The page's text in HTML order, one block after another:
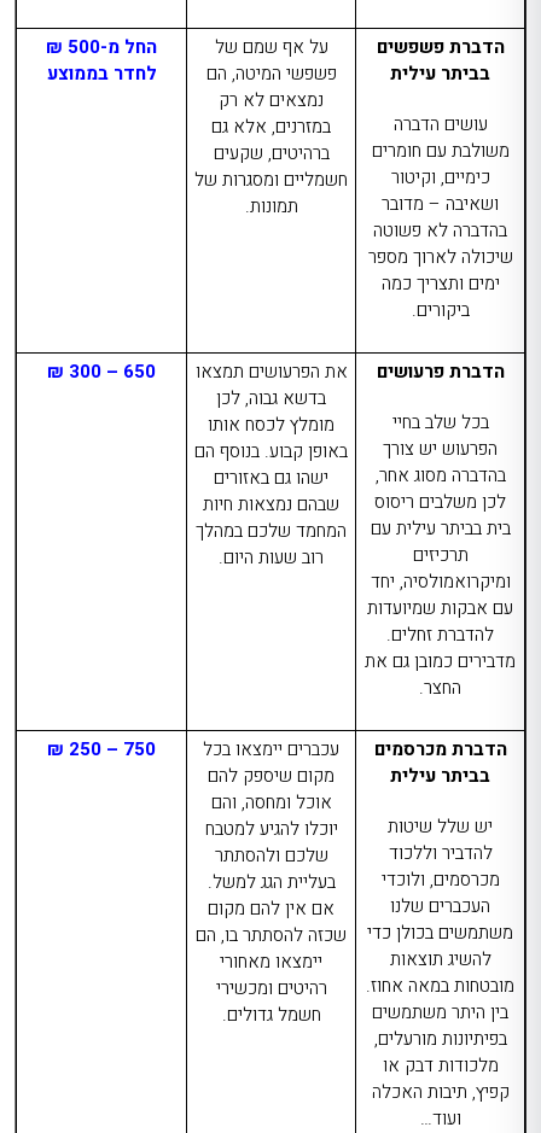
הדברת פשפשים
בביתר עילית
עושים הדברה
משולבת עם חומרים
כימיים, וקיטור
ושאיבה – מדובר
בהדברה לא פשוטה
שיכולה לארוך מספר
ימים ותצריך כמה
ביקורים.
על אף שמם של
פשפשי המיטה, הם
נמצאים לא רק
במזרנים, אלא גם
ברהיטים, שקעים
חשמליים ומסגרות של
תמונות.
החל מ-500 ₪
לחדר בממוצע
הדברת פרעושים
בכל שלב בחיי
הפרעוש יש צורך
בהדברה מסוג אחר,
לכן משלבים ריסוס
בית בביתר עילית עם
תרכיזים
ומיקרואמולסיה, יחד
עם אבקות שמיועדות
להדברת זחלים.
מדבירים כמובן גם את
החצר.
את הפרעושים תמצאו
בדשא גבוה, לכן
מומלץ לכסח אותו
באופן קבוע. בנוסף הם
ישהו גם באזורים
שבהם נמצאות חיות
המחמד שלכם במהלך
רוב שעות היום.
650 – 300 ₪
הדברת מכרסמים
בביתר עילית
יש שלל שיטות
להדביר וללכוד
מכרסמים, ולוכדי
העכברים שלנו
משתמשים בכולן כדי
להשיג תוצאות
מובטחות במאה אחוז.
בין היתר משתמשים
בפיתיונות מורעלים,
מלכודות דבק או
קפיץ, תיבות האכלה
ועוד…
עכברים יימצאו בכל
מקום שיספק להם
אוכל ומחסה, והם
יוכלו להגיע למטבח
שלכם ולהסתתר
בעליית הגג למשל.
אם אין להם מקום
שכזה להסתתר בו, הם
יימצאו מאחורי
רהיטים ומכשירי
חשמל גדולים.
750 – 250 ₪